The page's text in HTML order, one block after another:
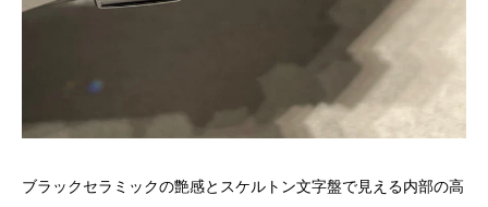
ブラックセラミックの艶感とスケルトン文字盤で見える内部の高